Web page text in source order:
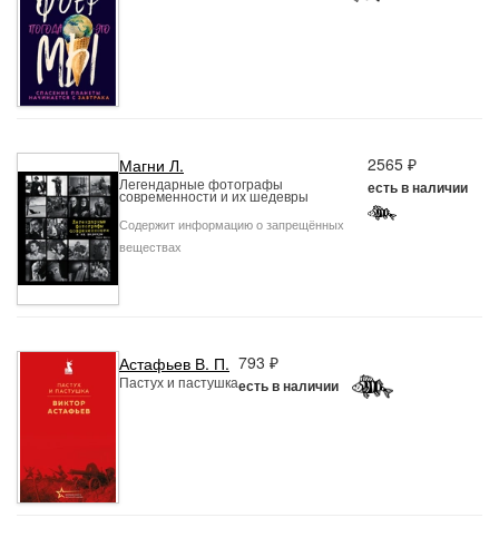
Магни Л.
Легендарные фотографы
современности и их шедевры
Содержит информацию о запрещённых
веществах
2565 ₽
есть в наличии
Астафьев В. П.
Пастух и пастушка
793 ₽
есть в наличии